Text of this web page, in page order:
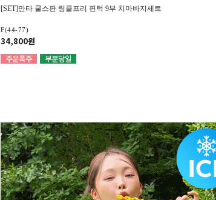
[SET]만타 쿨스판 링클프리 핀턱 9부 치마바지세트
F(44-77)
34,800원